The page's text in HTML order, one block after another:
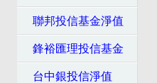
聯邦投信基金淨值
鋒裕匯理投信基金
台中銀投信淨值